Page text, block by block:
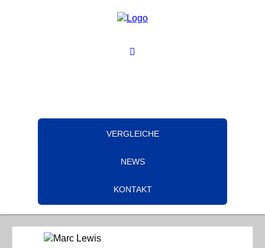
VERGLEICHE
NEWS
KONTAKT